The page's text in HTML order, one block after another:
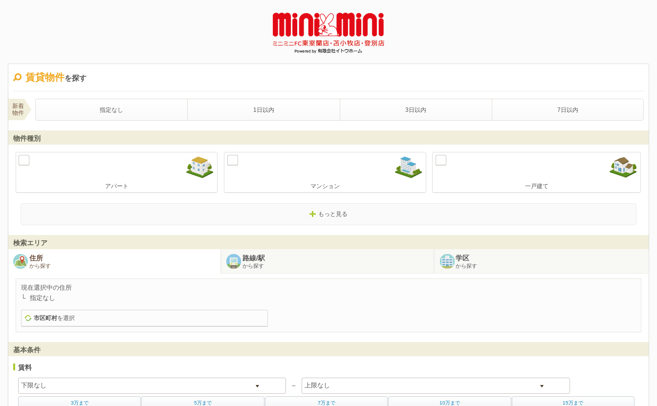
賃貸物件を探す
新着
物件
指定なし 1日以内 3日以内 7日以内
物件種別
アパート マンション 一戸建て
もっと見る
検索エリア
住所
から探す
路線/駅
から探す
学区
から探す
現在選択中の住所
指定なし
市区町村を選択
基本条件
賃料
～
3万まで 5万まで 7万まで 10万まで 15万まで